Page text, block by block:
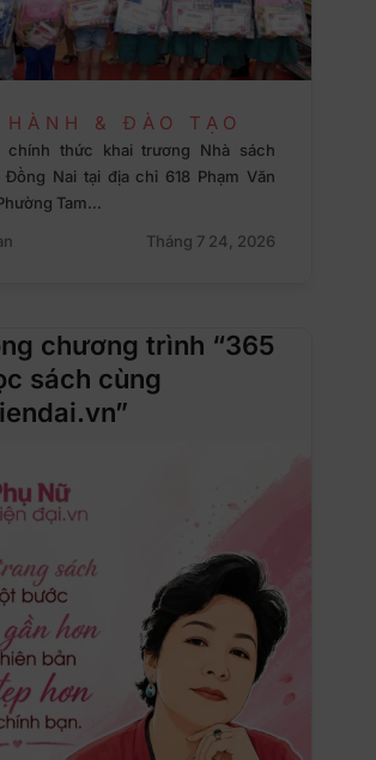
HÀNH & ĐÀO TẠO
chính thức khai trương Nhà sách
Đồng Nai tại địa chỉ 618 Phạm Văn
Tam…
Tháng 7 24, 2026
chương trình “365
sách cùng